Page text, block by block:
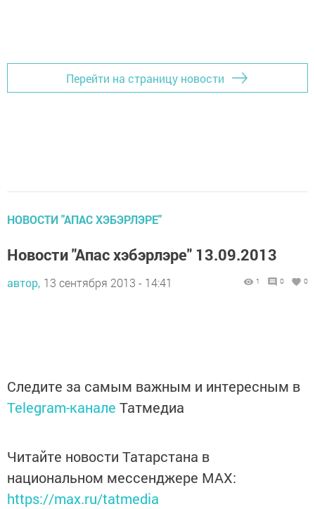
Перейти на страницу новости
НОВОСТИ "АПАС ХЭБЭРЛЭРЕ"
Новости "Апас хэбэрлэре" 13.09.2013
автор, 13 сентября 2013 - 14:41 1 0 0
Следите за самым важным и интересным в
Telegram-канале Татмедиа
Читайте новости Татарстана в
национальном мессенджере MАХ:
https://max.ru/tatmedia